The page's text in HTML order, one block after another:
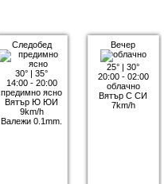
Следобед
30° |35°
14:00 - 20:00
предимно ясно
Вятър Ю ЮИ
9km/h
Валежи 0.1mm.
Вечер
25° |30°
20:00 - 02:00
облачно
Вятър С СИ
7km/h